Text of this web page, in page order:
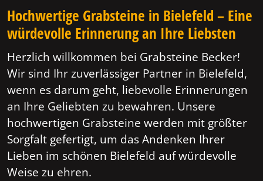
Hochwertige Grabsteine in Bielefeld – Eine
würdevolle Erinnerung an Ihre Liebsten
Herzlich willkommen bei Grabsteine Becker!
Wir sind Ihr zuverlässiger Partner in Bielefeld,
wenn es darum geht, liebevolle Erinnerungen
an Ihre Geliebten zu bewahren. Unsere
hochwertigen Grabsteine werden mit größter
Sorgfalt gefertigt, um das Andenken Ihrer
Lieben im schönen Bielefeld auf würdevolle
Weise zu ehren.